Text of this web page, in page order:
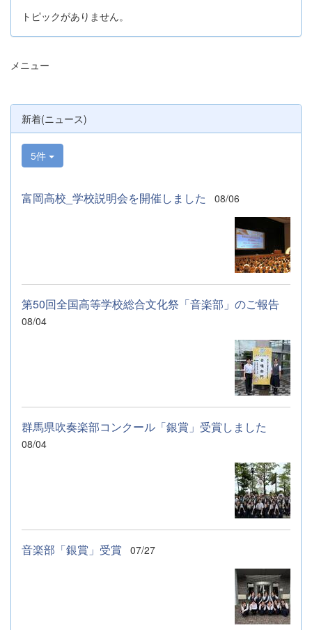
トピックがありません。
メニュー
新着(ニュース)
5件
富岡高校_学校説明会を開催しました 08/06
第50回全国高等学校総合文化祭「音楽部」のご報告
08/04
群馬県吹奏楽部コンクール「銀賞」受賞しました
08/04
音楽部「銀賞」受賞 07/27